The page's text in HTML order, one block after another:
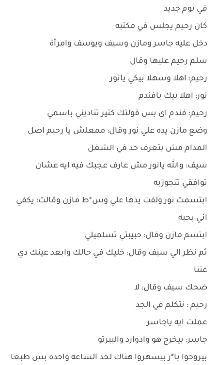
في يوم جديد
كان رحيم يجلس في مكتبه
دخل عليه جاسر ومازن وسيف ويوسف وامرأة
سلم رحيم عليها وقال
رحيم: اهلا وسهلا بيكي يانور
نور: اهلا بيك يافندم
رحيم: فندم اي بس قولتك كتير تناديني باسمي
وضع مازن يده علي نور وقال: ممعلش يا رحيم اصل
المدام مش بتعرف حد في الشغل
سيف: والله يانور مش عارف عجبك فيه ايه عشان
توافقي تتجوزيه
ابتسمت نور ولفت يدها علي وس*ط مازن وقالت: يكفي
اني بحبه
ابتسم مازن وقال: حبيبتي تسلميلي
ثم نظر الي سيف وقال: خليك في حالك وابعد عينك دي
عننا
ضحك سيف وقال: لا
رحيم : نتكلم في الجد
عملت ايه ياجاسر
جاسر: بيخرج هو وادوارد والبيرتو
بيروحوا با*ر بيسهروا هناك لحد الساعه واحده بس طبعا